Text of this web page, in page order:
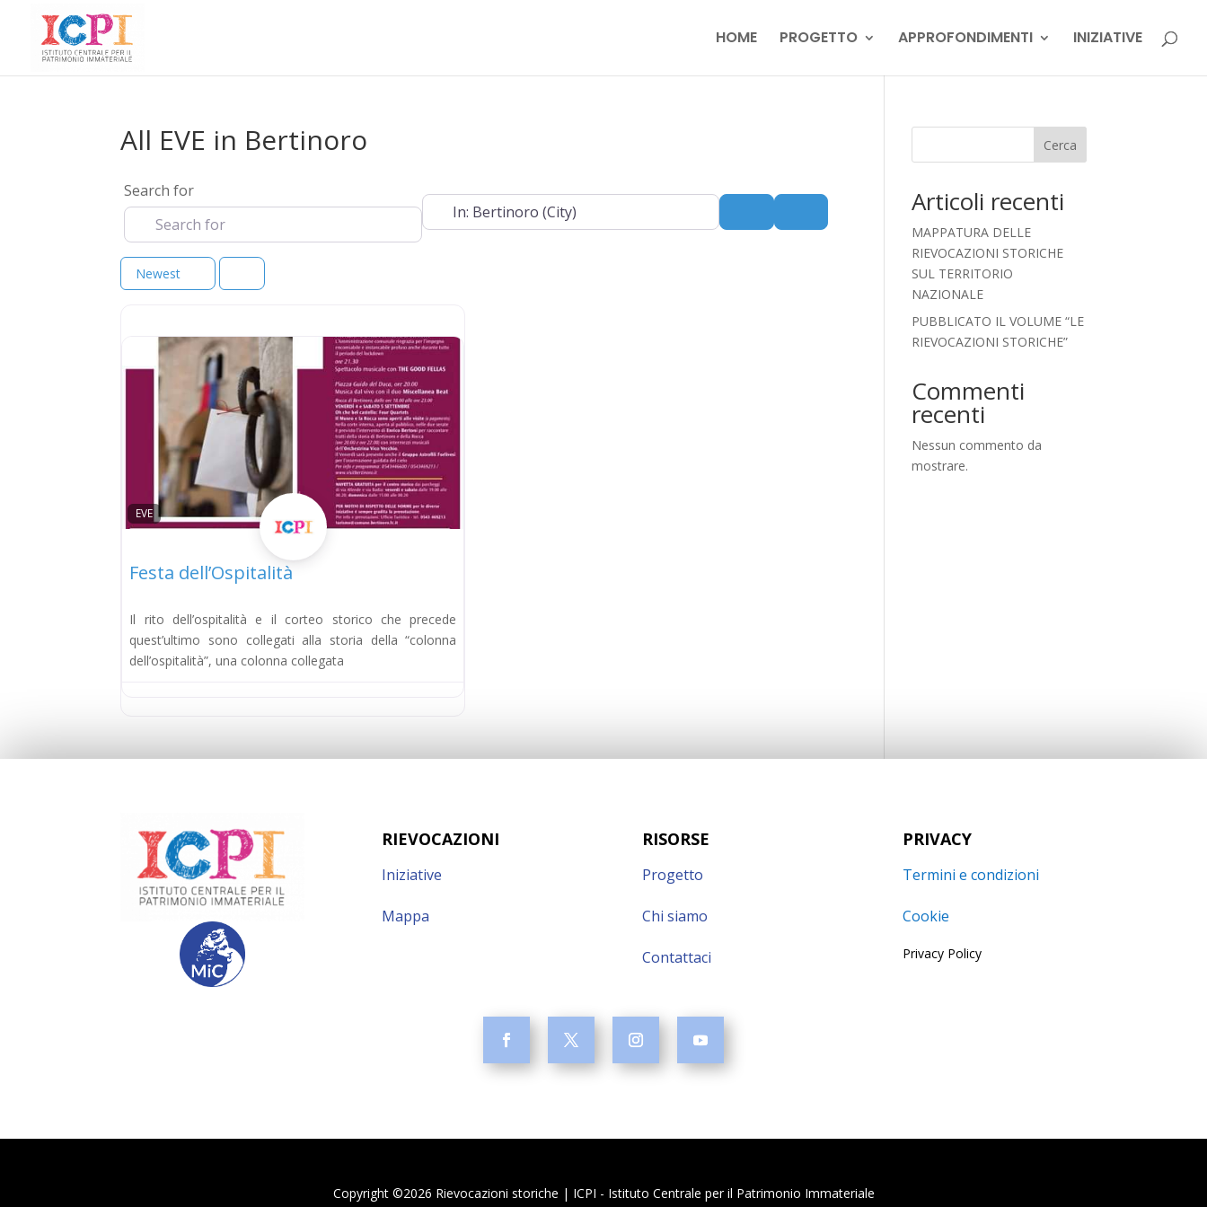
HOME PROGETTO APPROFONDIMENTI INIZIATIVE
All EVE in Bertinoro
Search for
Near Advanced Filters
Newest
EVE
Festa dell’Ospitalità
Il rito dell’ospitalità e il corteo storico che precede
quest’ultimo sono collegati alla storia della “colonna
dell’ospitalità”, una colonna collegata
Cerca
Articoli recenti
MAPPATURA DELLE
RIEVOCAZIONI STORICHE
SUL TERRITORIO
NAZIONALE
PUBBLICATO IL VOLUME “LE
RIEVOCAZIONI STORICHE”
Commenti
recenti
Nessun commento da
mostrare.
RIEVOCAZIONI
Iniziative
Mappa
RISORSE
Progetto
Chi siamo
Contattaci
PRIVACY
Termini e condizioni
Cookie
Privacy Policy
Copyright ©2026 Rievocazioni storiche | ICPI - Istituto Centrale per il Patrimonio Immateriale